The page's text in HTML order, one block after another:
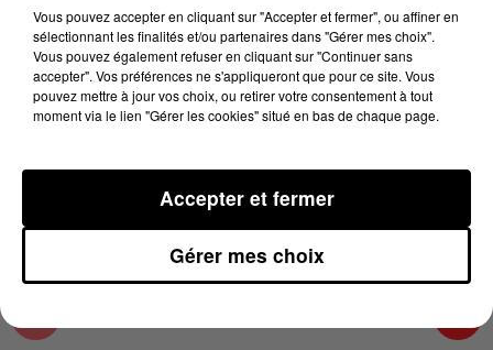
28 février 2025 - 1 min 13 sec
L'AGENDA DE L'HÉRAULT DU 28/02/2025 À
10H38
L'AGENDA DE L'HERAULT
Vous pouvez accepter en cliquant sur "Accepter et fermer", ou affiner en
sélectionnant les finalités et/ou partenaires dans "Gérer mes choix".
Vous pouvez également refuser en cliquant sur "Continuer sans
accepter". Vos préférences ne s'appliqueront que pour ce site. Vous
pouvez mettre à jour vos choix, ou retirer votre consentement à tout
moment via le lien "Gérer les cookies" situé en bas de chaque page.
Gérer mes choix
Accepter et fermer